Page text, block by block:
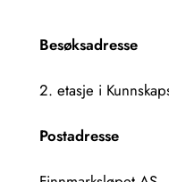
Besøksadresse
2. etasje i
Postadresse